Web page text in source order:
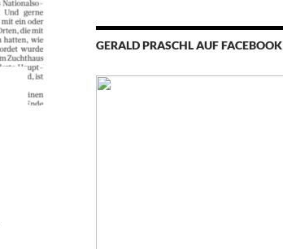
GERALD PRASCHL AUF FACEBOOK